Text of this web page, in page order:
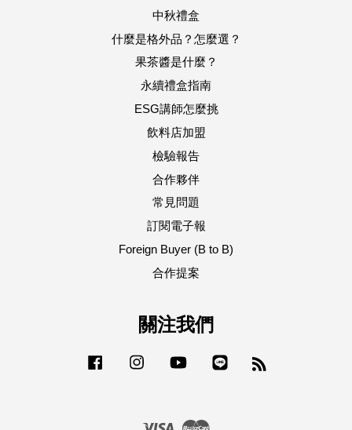
中秋禮盒
什麼是格外品？怎麼選？
果茶醬是什麼？
永續禮盒指南
ESG講師怎麼挑
飲料店加盟
檢驗報告
合作夥伴
常見問題
訂閱電子報
Foreign Buyer (B to B)
合作提案
關注我們
Facebook Instagram YouTube
Visa